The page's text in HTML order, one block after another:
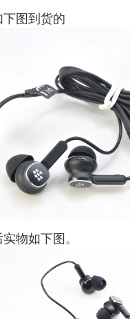
图到货的
物如下图。